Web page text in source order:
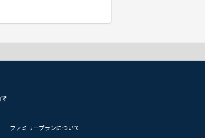
ファミリープランについて